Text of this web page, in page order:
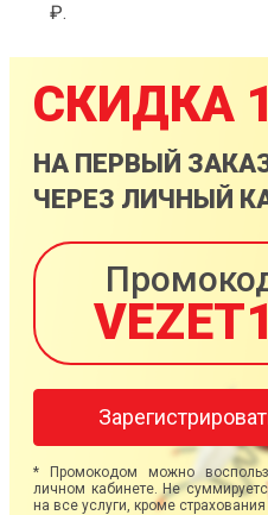
₽.
СКИДКА
НА ПЕРВЫЙ
ЧЕРЕЗ ЛИЧНЫЙ
* Промокодом можно
личном кабинете. Не
на все услуги, кроме